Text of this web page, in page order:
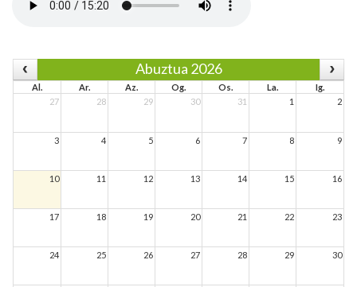
Abuztua 2026
Al. Ar. Az. Og. Os. La.
Ig.
27
28 29 30 31 1 2
3 4 5 6 7 8 9
10 11 12 13 14 15 16
17 18 19 20 21 22 23
24 25 26 27 28 29 30